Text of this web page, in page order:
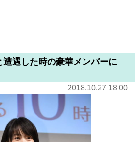
遭遇した時の豪華メンバーに
2018.10.27 18:00